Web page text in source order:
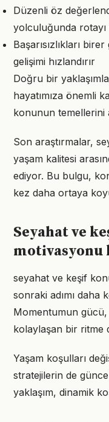
Düzenli öz
yolculuğunda
Başarısızlıkları
gelişimi hızlandırır
Doğru bir
hayatımıza önemli
konunun temellerini
Son araştırmalar,
yaşam kalitesi
ediyor. Bu bulgu,
kez daha ortaya
Seyahat ve
seyahat ve keşif
sonraki adımı daha
Momentumun gücü,
kolaylaşan bir ritme
Yaşam koşulları
stratejilerin de
yaklaşım, dinamik